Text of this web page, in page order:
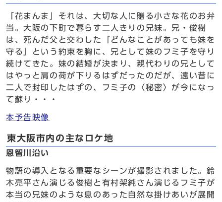
「花まんま」それは、大切な人に贈る小さな花のお弁
当。大阪の下町で暮らす二人きりの兄妹。兄・俊樹
は、死んだ父と交わした「どんなことがあっても妹を
守る」という約束を胸に、兄として妹のフミ子を守り
続けてきた。妹の結婚が決まり、親代わりの兄として
はやっと肩の荷が下りるはずだったのだが、遠い昔に
二人で封印したはずの、フミ子の〈秘密〉が今になっ
て蘇り・・・
本予告映像
東大阪市内の主なロケ地
恩智川沿い
物語の導入となる重要なシーンが撮影されました。鈴
木亮平さん演じる俊樹と有村架純さん演じるフミ子が
本当の兄妹のような息のあった自然な掛けあいが展開